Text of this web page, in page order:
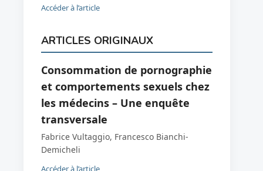
Accéder à l’article
ARTICLES ORIGINAUX
Consommation de pornographie
et comportements sexuels chez
les médecins – Une enquête
transversale
Fabrice Vultaggio, Francesco Bianchi-
Demicheli
Accéder à l’article